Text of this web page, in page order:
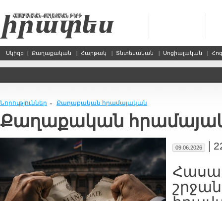
Սկիզբ | Քաղաքական | Հարթակ | Տնտեսական | Սոցիալական |
Նորություններ » Քաղաքական հրամայական
Քաղաքական
09.06.2026 |